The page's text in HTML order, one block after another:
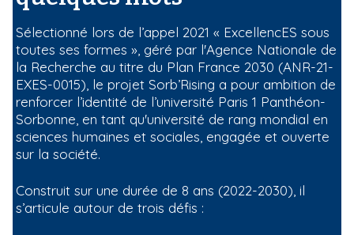
Sélectionné lors de l’appel 2021 « ExcellencES sous
toutes ses formes », géré par l'Agence Nationale de
la Recherche au titre du Plan France 2030 (ANR-21-
EXES-0015), le projet Sorb’Rising a pour ambition de
renforcer l’identité de l’université Paris 1 Panthéon-
Sorbonne, en tant qu'université de rang mondial en
sciences humaines et sociales, engagée et ouverte
sur la société.
Construit sur une durée de 8 ans (2022-2030), il
s’articule autour de trois défis :